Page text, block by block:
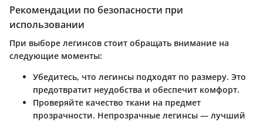
Рекомендации по безопасности при
использовании
При выборе легинсов стоит обращать внимание на
следующие моменты:
Убедитесь, что легинсы подходят по размеру. Это
предотвратит неудобства и обеспечит комфорт.
Проверяйте качество ткани на предмет
прозрачности. Непрозрачные легинсы — лучший